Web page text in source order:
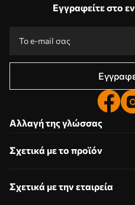
Εγγραφείτε στο
Αλλαγή της γλώσσας
Σχετικά με το προϊόν
Σχετικά με την εταιρεία